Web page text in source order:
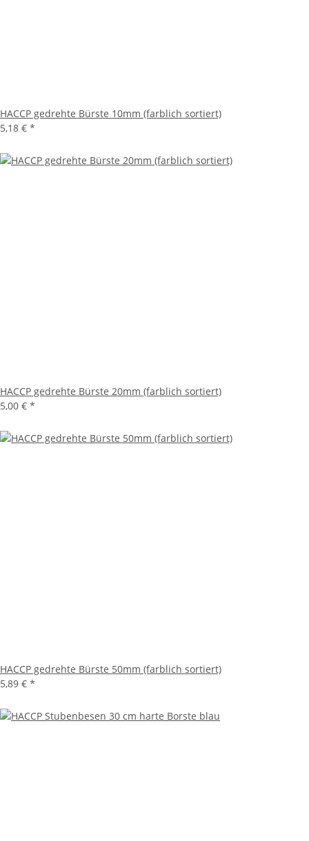
HACCP gedrehte Bürste 10mm (farblich sortiert)
5,18 € *
HACCP gedrehte Bürste 20mm (farblich sortiert)
5,00 € *
HACCP gedrehte Bürste 50mm (farblich sortiert)
5,89 € *